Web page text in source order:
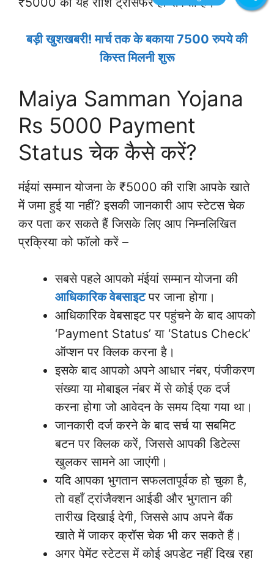
बड़ी खुशखबरी! मार्च तक के बकाया 7500 रुपये की
किस्त मिलनी शुरू
Maiya Samman Yojana
Rs 5000 Payment
Status चेक कैसे करें?
मंईयां सम्मान योजना के ₹5000 की राशि आपके खाते
में जमा हुई या नहीं? इसकी जानकारी आप स्टेटस चेक
कर पता कर सकते हैं जिसके लिए आप निम्नलिखित
प्रक्रिया को फॉलो करें –
सबसे पहले आपको मंईयां सम्मान योजना की
आधिकारिक वेबसाइटपर जाना होगा।
आधिकारिक वेबसाइट पर पहुंचने के बाद आपको
‘Payment Status’ या ‘Status Check’
ऑप्शन पर क्लिक करना है।
इसके बाद आपको अपने आधार नंबर, पंजीकरण
संख्या या मोबाइल नंबर में से कोई एक दर्ज
करना होगा जो आवेदन के समय दिया गया था।
जानकारी दर्ज करने के बाद सर्च या सबमिट
बटन पर क्लिक करें, जिससे आपकी डिटेल्स
खुलकर सामने आ जाएंगी।
यदि आपका भुगतान सफलतापूर्वक हो चुका है,
तो वहाँ ट्रांजैक्शन आईडी और भुगतान की
तारीख दिखाई देगी, जिससे आप अपने बैंक
खाते में जाकर क्रॉस चेक भी कर सकते हैं।
अगर पेमेंट स्टेटस में कोई अपडेट नहीं दिख रहा